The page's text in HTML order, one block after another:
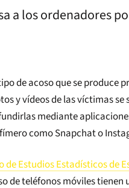
a los ordenadores
de acoso que se produce
y vídeos de las víctimas
mediante
como Snapchat o
de Estudios Estadísticos de
de teléfonos móviles